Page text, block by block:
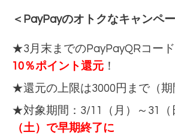
＜PayPayのオトクなキャンペ
★3月末までのPayPayQRコード
10％ポイント還元 ！
★還元の上限は3000円まで（期
★対象期間：3/11（月）～31
（土）で早期終了に